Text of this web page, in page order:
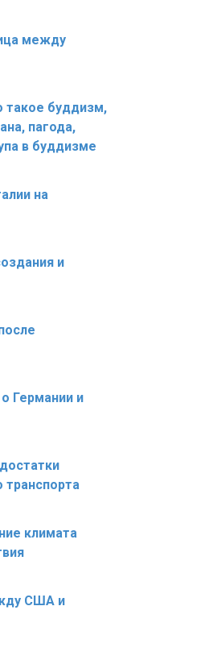
между
такое буддизм,
пагода,
в буддизме
на
и
Германии и
климата
США и